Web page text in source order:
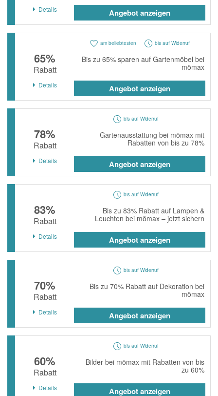
Details Angebot anzeigen
am beliebtesten bis auf Widerruf
65%
Rabatt
Bis zu 65% sparen auf Gartenmöbel bei
mömax
Details Angebot anzeigen
bis auf Widerruf
78%
Rabatt
Gartenausstattung bei mömax mit
Rabatten von bis zu 78%
Details Angebot anzeigen
bis auf Widerruf
83%
Rabatt
Bis zu 83% Rabatt auf Lampen &
Leuchten bei mömax – jetzt sichern
Details Angebot anzeigen
bis auf Widerruf
70%
Rabatt
Bis zu 70% Rabatt auf Dekoration bei
mömax
Details Angebot anzeigen
bis auf Widerruf
60%
Rabatt
Bilder bei mömax mit Rabatten von bis
zu 60%
Details Angebot anzeigen